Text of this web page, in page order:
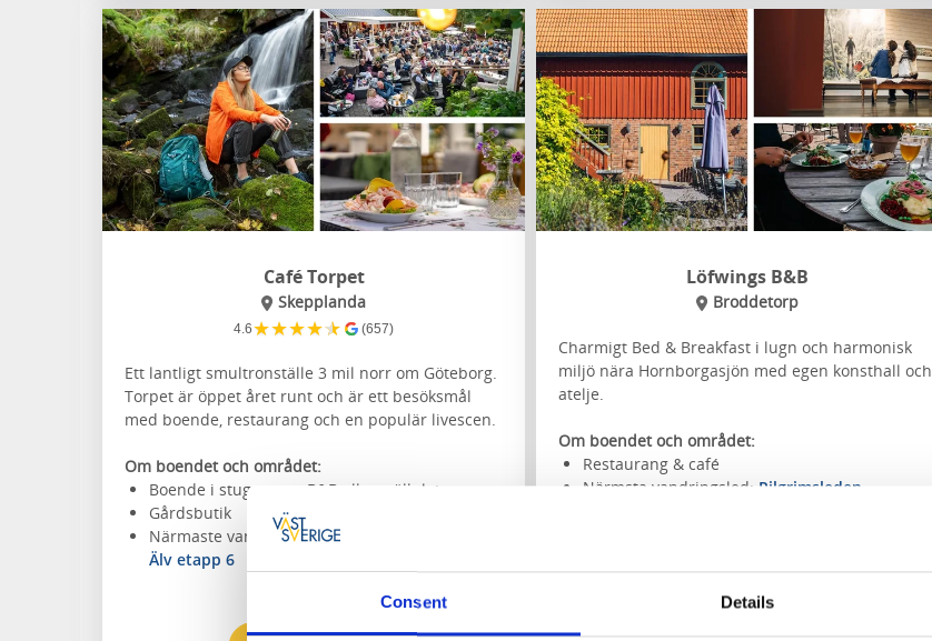
Consent Details
Café Torpet
Skepplanda
4.6★★★★★ (657)
Ett lantligt smultronställe 3 mil norr om Göteborg.
Torpet är öppet året runt och är ett besöksmål
med boende, restaurang och en populär livescen.
Om boendet och området:
Boende i stuga, rum, B&B eller ställplats
Gårdsbutik
Närmaste vandringsled:Pilgrimsleden Göta
Älv etapp 6
Löfwings B&B
Broddetorp
Charmigt Bed & Breakfast i lugn och harmonisk
miljö nära Hornborgasjön med egen konsthall och
atelje.
Om boendet och området:
Restaurang & café
Närmsta vandringsled: Pilgrimsleden